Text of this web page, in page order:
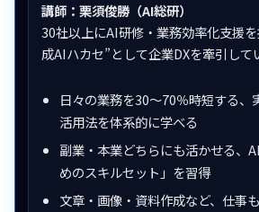
講師：栗須俊勝（AI総研）
30社以上にAI研修・業務効率化支援
成AIハカセ”として企業DXを牽引して
日々の業務を30〜70％時短する、
活用法を体系的に学べる
副業・本業どちらにも活かせる、
めのスキルセット」を習得
文章・画像・資料作成など、仕事